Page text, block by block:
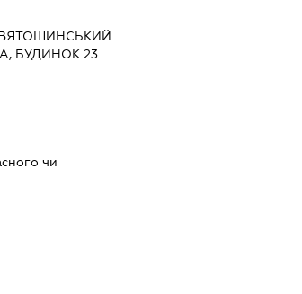
БУДИНОК 23
чи